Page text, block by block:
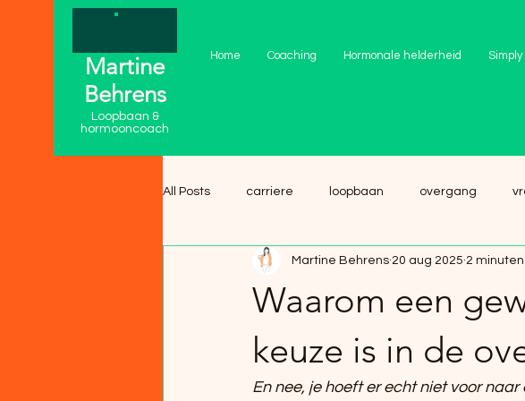
Martine
Behrens
Loopbaan &
hormooncoach
Home Coaching Hormonale helderheid
All Posts carriere loopbaan overgang
Waarom een
keuze is in de
Martine Behrens 20 aug 2025 2
En nee, je hoeft er echt niet voor